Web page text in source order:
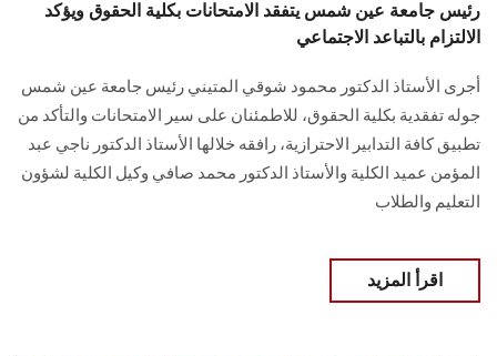
رئيس جامعة عين شمس يتفقد الامتحانات بكلية الحقوق ويؤكد
الالتزام بالتباعد الاجتماعي
أجرى الأستاذ الدكتور محمود شوقي المتيني رئيس جامعة عين شمس
جوله تفقدية بكلية الحقوق، للاطمئنان على سير الامتحانات والتأكد من
تطبيق كافة التدابير الاحترازية، رافقه خلالها الأستاذ الدكتور ناجي عبد
المؤمن عميد الكلية والأستاذ الدكتور محمد صافي وكيل الكلية لشؤون
التعليم والطلاب
اقرأ المزيد